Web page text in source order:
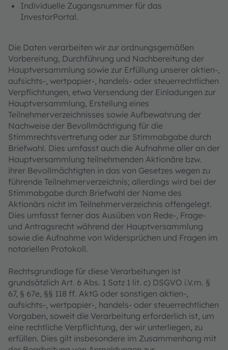
Individuelle Zugangsnummer für das
InvestorPortal.
Die Daten verarbeiten wir zur ordnungsgemäßen
Vorbereitung, Durchführung und Nachbereitung der
Hauptversammlung sowie zur Erfüllung unserer aktien-,
aufsichts-, wertpapier-, handels- oder steuerrechtlichen
Verpflichtungen, etwa Versendung der Einladungen zur
Hauptversammlung, Erstellung eines
Teilnehmerverzeichnisses sowie Aufbewahrung der
Nachweise der Bevollmächtigung für die
Stimmrechtsvertretung oder zur Stimmabgabe durch
Briefwahl. Dies umfasst auch die Aufnahme aller an der
Hauptversammlung teilnehmenden Aktionäre bzw.
ihrer Bevollmächtigten in das von Gesetzes wegen zu
führende Teilnehmerverzeichnis; allerdings wird bei der
Stimmabgabe durch Briefwahl der Name des
Aktionärs nicht im Teilnehmerverzeichnis offengelegt.
Dies umfasst ferner das Ausüben von Rede-, Frage-
und Antragsrecht während der Hauptversammlung
sowie die Aufnahme von Widersprüchen und Fragen im
notariellen Protokoll.
Rechtsgrundlage für diese Verarbeitungen ist
grundsätzlich Art. 6 Abs. 1 Satz 1 lit. c) DSGVO i.V.m. §
67, § 67e, §§ 118 ff. AktG oder sonstigen aktien-,
aufsichts-, wertpapier-, handels- oder steuerrechtlichen
Vorgaben, soweit die Verarbeitung erforderlich ist, um
eine rechtliche Verpflichtung, der wir unterliegen, zu
erfüllen. Dies gilt insbesondere im Zusammenhang mit